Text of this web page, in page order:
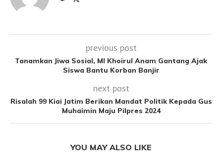
previous post
Tanamkan Jiwa Sosial, MI Khoirul Anam Gantang Ajak
Siswa Bantu Korban Banjir
next post
Risalah 99 Kiai Jatim Berikan Mandat Politik Kepada Gus
Muhaimin Maju Pilpres 2024
YOU MAY ALSO LIKE